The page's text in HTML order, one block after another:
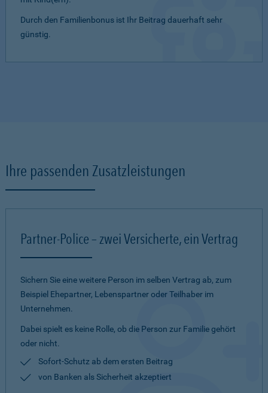
Durch den Familienbonus ist Ihr Beitrag dauerhaft sehr
günstig.
Ihre passenden Zusatzleistungen
Partner-Police – zwei Versicherte, ein Vertrag
Sichern Sie eine weitere Person im selben Vertrag ab, zum
Beispiel Ehepartner, Lebenspartner oder Teilhaber im
Unternehmen.
Dabei spielt es keine Rolle, ob die Person zur Familie gehört
oder nicht.
Sofort-Schutz ab dem ersten Beitrag
von Banken als Sicherheit akzeptiert